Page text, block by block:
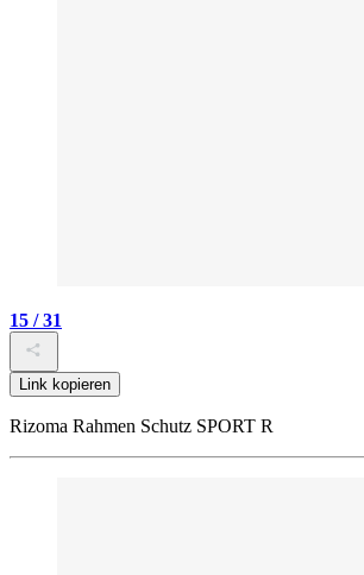
15 / 31
Link kopieren
Rizoma Rahmen Schutz SPORT R